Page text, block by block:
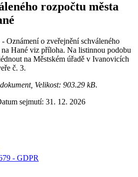
rozpočtu města
Oznámení o zveřejnění schváleného
Hané viz příloha. Na listinnou podobu
na Městském úřadě v Ivanovicích
č. 3.
Velikost: 903.29 kB.
sejmutí: 31. 12. 2026
- GDPR